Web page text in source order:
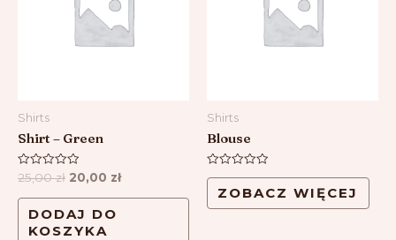
Shirts
Shirt – Green
Oceniono
0
na
25,00zł 20,00 zł
DODAJ DO
KOSZYKA
Shirts
Blouse
Oceniono
5
ZOBACZ WIĘCEJ